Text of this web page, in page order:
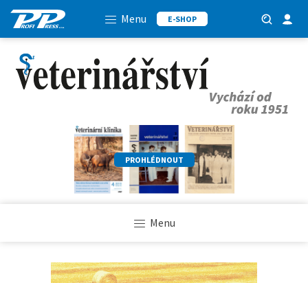
Menu E-SHOP
PROHLÉDNOUT
Menu